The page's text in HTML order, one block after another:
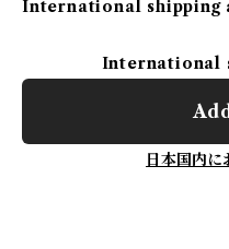
International shipping
International
日本国内に